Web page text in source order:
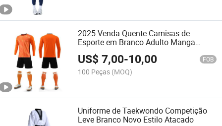
2025 Venda Quente Camisas de
Esporte em Branco Adulto Manga
Longa Uniformes de Futebol
US$7,00-10,00 FOB
100 Peças (MOQ)
Uniforme de Taekwondo Competição
Leve Branco Novo Estilo Atacado